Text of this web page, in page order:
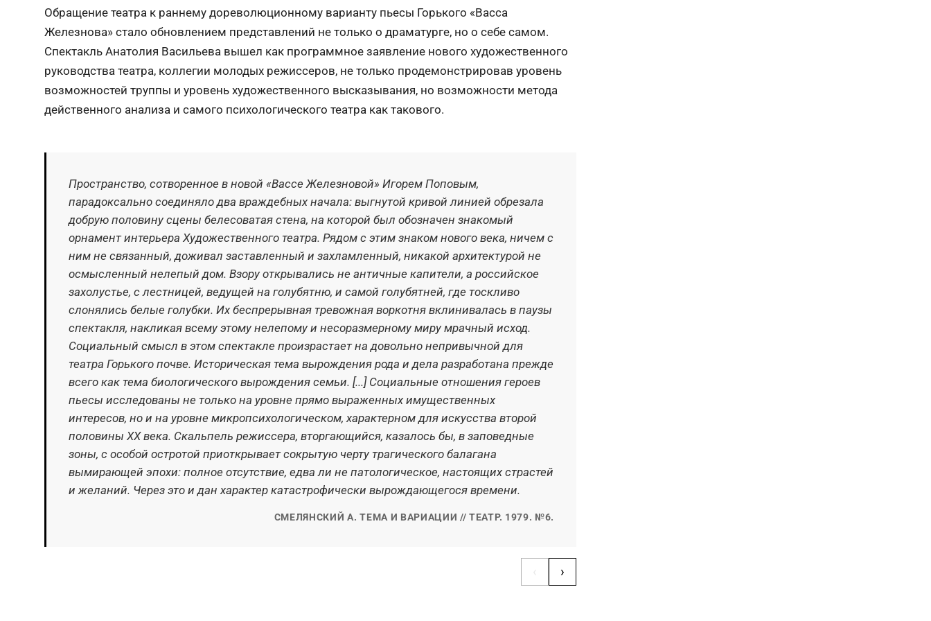
Обращение театра к раннему дореволюционному варианту пьесы Горького «Васса
Железнова» стало обновлением представлений не только о драматурге, но о себе самом.
Спектакль Анатолия Васильева вышел как программное заявление нового художественного
руководства театра, коллегии молодых режиссеров, не только продемонстрировав уровень
возможностей труппы и уровень художественного высказывания, но возможности метода
действенного анализа и самого психологического театра как такового.
Пространство, сотворенное в новой «Вассе Железновой» Игорем Поповым,
парадоксально соединяло два враждебных начала: выгнутой кривой линией обрезала
добрую половину сцены белесоватая стена, на которой был обозначен знакомый
орнамент интерьера Художественного театра. Рядом с этим знаком нового века, ничем с
ним не связанный, доживал заставленный и захламленный, никакой архитектурой не
осмысленный нелепый дом. Взору открывались не античные капители, а российское
захолустье, с лестницей, ведущей на голубятню, и самой голубятней, где тоскливо
слонялись белые голубки. Их беспрерывная тревожная воркотня вклинивалась в паузы
спектакля, накликая всему этому нелепому и несоразмерному миру мрачный исход.
Социальный смысл в этом спектакле произрастает на довольно непривычной для
театра Горького почве. Историческая тема вырождения рода и дела разработана прежде
всего как тема биологического вырождения семьи. [...] Социальные отношения героев
пьесы исследованы не только на уровне прямо выраженных имущественных
интересов, но и на уровне микропсихологическом, характерном для искусства второй
половины XX века. Скальпель режиссера, вторгающийся, казалось бы, в заповедные
зоны, с особой остротой приоткрывает сокрытую черту трагического балагана
вымирающей эпохи: полное отсутствие, едва ли не патологическое, настоящих страстей
и желаний. Через это и дан характер катастрофически вырождающегося времени.
СМЕЛЯНСКИЙ А. ТЕМА И ВАРИАЦИИ // ТЕАТР. 1979. №6.
›